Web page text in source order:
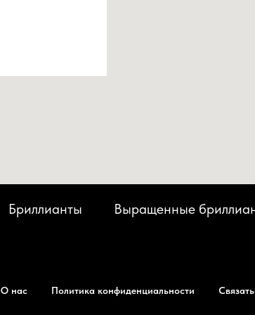
Выращенные
Бриллианты
О нас Политика конфиденциальности